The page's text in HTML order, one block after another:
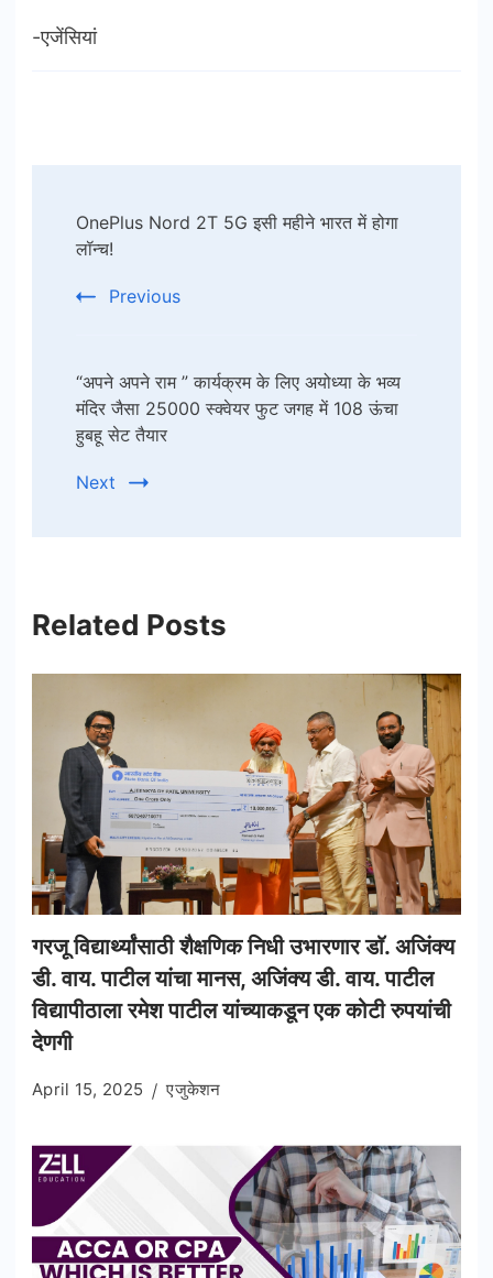
-एजेंसियां
Navigation
OnePlus Nord 2T 5G इसी महीने भारत में होगा
लॉन्च!
Previous
“अपने अपने राम ” कार्यक्रम के लिए अयोध्या के भव्य
मंदिर जैसा 25000 स्क्वेयर फुट जगह में 108 ऊंचा
हुबहू सेट तैयार
Next
Related Posts
गरजू विद्यार्थ्यांसाठी शैक्षणिक निधी उभारणार डाॅ. अजिंक्य
डी. वाय. पाटील यांचा मानस, अजिंक्य डी. वाय. पाटील
विद्यापीठाला रमेश पाटील यांच्याकडून एक कोटी रुपयांची
देणगी
April 15, 2025 एजुकेशन